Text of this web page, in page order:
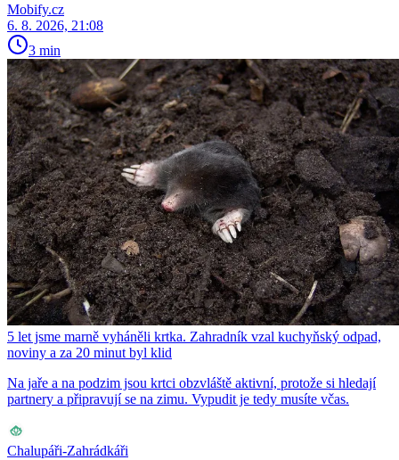
Mobify.cz
6. 8. 2026, 21:08
3 min
5 let jsme marně vyháněli krtka. Zahradník vzal kuchyňský odpad,
noviny a za 20 minut byl klid
Na jaře a na podzim jsou krtci obzvláště aktivní, protože si hledají
partnery a připravují se na zimu. Vypudit je tedy musíte včas.
Chalupáři-Zahrádkáři